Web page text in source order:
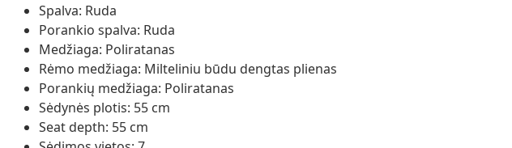
Spalva: Ruda
Porankio spalva: Ruda
Medžiaga: Poliratanas
Rėmo medžiaga: Milteliniu būdu dengtas plienas
Porankių medžiaga: Poliratanas
Sėdynės plotis: 55 cm
Seat depth: 55 cm